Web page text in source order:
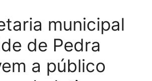
municipal
de Pedra
a público